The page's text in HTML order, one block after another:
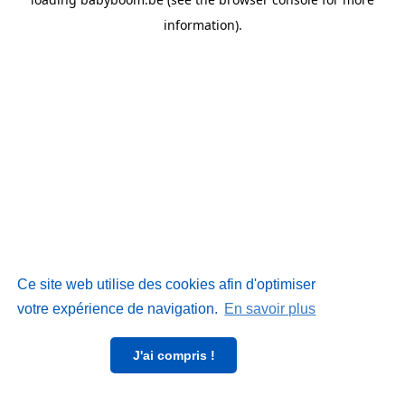
Ce site web utilise des cookies afin d'optimiser
votre expérience de navigation. En savoir plus
J'ai compris !
information).